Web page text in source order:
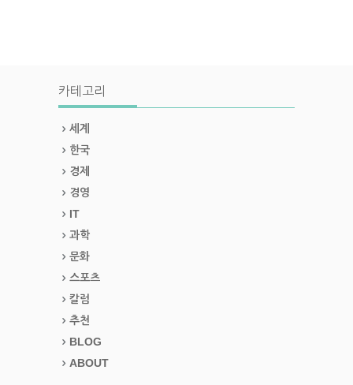
카테고리
세계
한국
경제
경영
IT
과학
문화
스포츠
칼럼
추천
BLOG
ABOUT